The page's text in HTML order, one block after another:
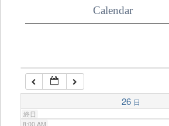
Calendar
26 日
終日
7:00 AM
8:00 AM